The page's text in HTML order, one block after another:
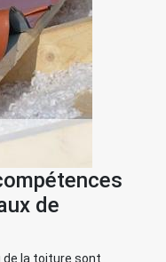
de
de la toiture sont